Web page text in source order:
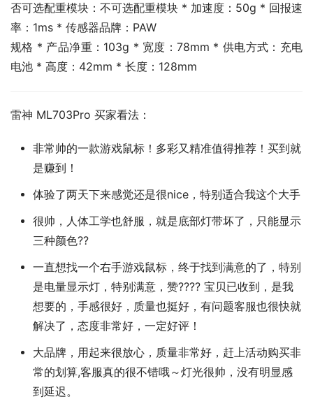
否可选配重模块：不可选配重模块 * 加速度：50g * 回报速
率：1ms * 传感器品牌：PAW
规格 * 产品净重：103g * 宽度：78mm * 供电方式：充电
电池 * 高度：42mm * 长度：128mm
雷神 ML703Pro 买家看法：
非常帅的一款游戏鼠标！多彩又精准值得推荐！买到就
是赚到！
体验了两天下来感觉还是很nice，特别适合我这个大手
很帅，人体工学也舒服，就是底部灯带坏了，只能显示
三种颜色??
一直想找一个右手游戏鼠标，终于找到满意的了，特别
是电量显示灯，特别满意，赞???? 宝贝已收到，是我
想要的，手感很好，质量也挺好，有问题客服也很快就
解决了，态度非常好，一定好评！
大品牌，用起来很放心，质量非常好，赶上活动购买非
常的划算,客服真的很不错哦～灯光很帅，没有明显感
到延迟。